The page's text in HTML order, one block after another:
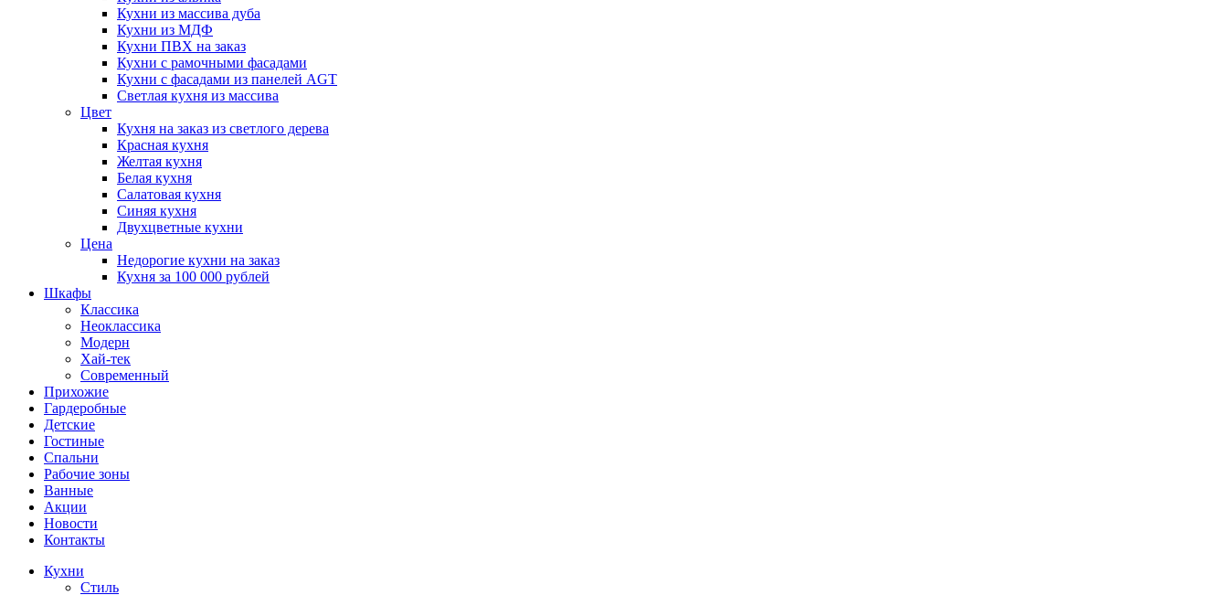
Кухни из массива дуба
Кухни из МДФ
Кухни ПВХ на заказ
Кухни с рамочными фасадами
Кухни с фасадами из панелей AGT
Светлая кухня из массива
Цвет
Кухня на заказ из светлого дерева
Красная кухня
Желтая кухня
Белая кухня
Салатовая кухня
Синяя кухня
Двухцветные кухни
Цена
Недорогие кухни на заказ
Кухня за 100 000 рублей
Шкафы
Классика
Неоклассика
Модерн
Хай-тек
Современный
Прихожие
Гардеробные
Детские
Гостиные
Спальни
Рабочие зоны
Ванные
Акции
Новости
Контакты
Кухни
Стиль